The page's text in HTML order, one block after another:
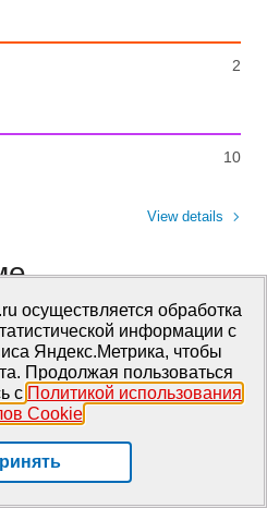
2
10
View details
учебной
субъектностиее
|Коробейников И.А.,
возможностями
осуществляется обработка
информации с
Яндекс.Метрика, чтобы
Продолжая пользоваться
с Политикой использования
Cookie.